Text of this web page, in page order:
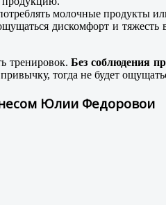
молочные продукты
дискомфорт и
тренировок.Без соблюдения
тогда не будет
Юлии Федоровои